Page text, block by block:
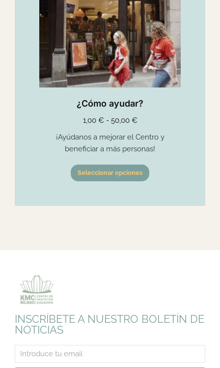
¿Cómo ayudar?
1,00 € - 50,00 €
¡Ayúdanos a mejorar el Centro y
beneficiar a más personas!
Seleccionar opciones
INSCRÍBETE A NUESTRO BOLETÍN DE
NOTICIAS